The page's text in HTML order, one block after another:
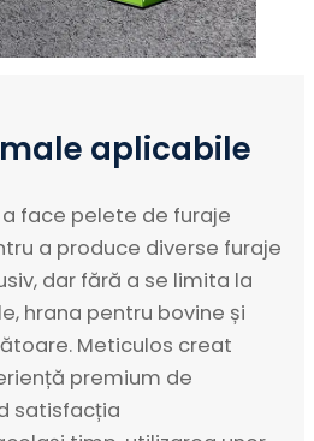
aplicabile
a face pelete de furaje
a produce diverse furaje
dar fără a se limita la
hrana pentru bovine și
Meticulos creat
premium de
satisfacția